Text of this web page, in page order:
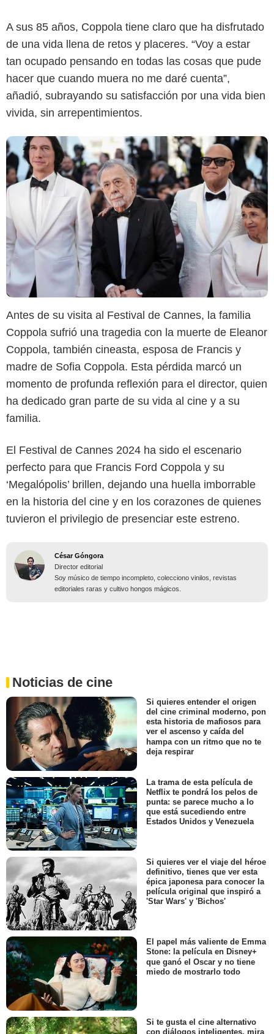
A sus 85 años, Coppola tiene claro que ha disfrutado
de una vida llena de retos y placeres. “Voy a estar
tan ocupado pensando en todas las cosas que pude
hacer que cuando muera no me daré cuenta”,
añadió, subrayando su satisfacción por una vida bien
vivida, sin arrepentimientos.
Antes de su visita al Festival de Cannes, la familia
Coppola sufrió una tragedia con la muerte de Eleanor
Coppola, también cineasta, esposa de Francis y
madre de Sofia Coppola. Esta pérdida marcó un
momento de profunda reflexión para el director, quien
ha dedicado gran parte de su vida al cine y a su
familia.
El Festival de Cannes 2024 ha sido el escenario
perfecto para que Francis Ford Coppola y su
‘Megalópolis’ brillen, dejando una huella imborrable
en la historia del cine y en los corazones de quienes
tuvieron el privilegio de presenciar este estreno.
César Góngora
Director editorial
Soy músico de tiempo incompleto, colecciono vinilos, revistas
editoriales raras y cultivo hongos mágicos.
Noticias de cine
Si quieres entender el origen
del cine criminal moderno, pon
esta historia de mafiosos para
ver el ascenso y caída del
hampa con un ritmo que no te
deja respirar
La trama de esta película de
Netflix te pondrá los pelos de
punta: se parece mucho a lo
que está sucediendo entre
Estados Unidos y Venezuela
Si quieres ver el viaje del héroe
definitivo, tienes que ver esta
épica japonesa para conocer la
película original que inspiró a
'Star Wars' y 'Bichos'
El papel más valiente de Emma
Stone: la película en Disney+
que ganó el Oscar y no tiene
miedo de mostrarlo todo
Si te gusta el cine alternativo
con diálogos inteligentes, mira